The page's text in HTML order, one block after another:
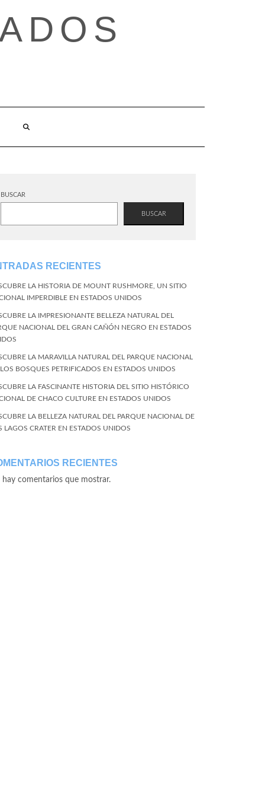
BUSCAR
BUSCAR
RECIENTES
LA HISTORIA DE MOUNT RUSHMORE, UN SITIO
IMPERDIBLE EN ESTADOS UNIDOS
LA IMPRESIONANTE BELLEZA NATURAL DEL
NACIONAL DEL GRAN CAÑÓN NEGRO EN ESTADOS
LA MARAVILLA NATURAL DEL PARQUE NACIONAL
BOSQUES PETRIFICADOS EN ESTADOS UNIDOS
LA FASCINANTE HISTORIA DEL SITIO HISTÓRICO
DE CHACO CULTURE EN ESTADOS UNIDOS
LA BELLEZA NATURAL DEL PARQUE NACIONAL DE
LAGOS CRATER EN ESTADOS UNIDOS
RECIENTES
hay comentarios que mostrar.